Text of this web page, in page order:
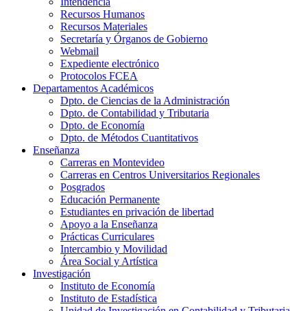
Recursos Humanos
Recursos Materiales
Secretaría y Órganos de Gobierno
Webmail
Expediente electrónico
Protocolos FCEA
Departamentos Académicos
Dpto. de Ciencias de la Administración
Dpto. de Contabilidad y Tributaria
Dpto. de Economía
Dpto. de Métodos Cuantitativos
Enseñanza
Carreras en Montevideo
Carreras en Centros Universitarios Regionales
Posgrados
Educación Permanente
Estudiantes en privación de libertad
Apoyo a la Enseñanza
Prácticas Curriculares
Intercambio y Movilidad
Área Social y Artística
Investigación
Instituto de Economía
Instituto de Estadística